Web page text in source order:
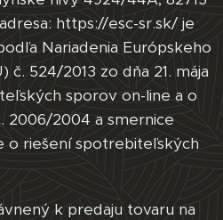
https://esc-sr.sk/ je
Nariadenia Európskeho
č. 524/2013 zo dňa 21. mája
sporov on-line a o
2006/2004 a smernice
o riešení spotrebiteľských
k predaju tovaru na